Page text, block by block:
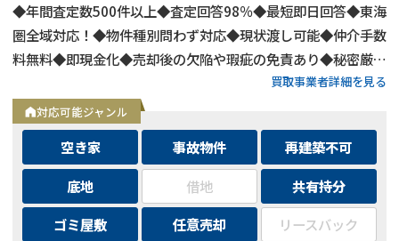
◆年間査定数500件以上◆査定回答98％◆最短即日回答◆東海
圏全域対応！◆物件種別問わず対応◆現状渡し可能◆仲介手数
料無料◆即現金化◆売却後の欠陥や瑕疵の免責あり◆秘密厳守
買取事業者詳細を見る
対応可能ジャンル
空き家 事故物件
再建築不可
底地
借地
共有持分
ゴミ屋敷
任意売却 リースバック